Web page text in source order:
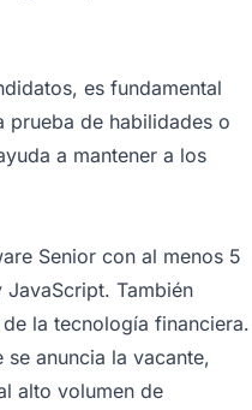
es fundamental
prueba de habilidades o
a mantener a los
Senior con al menos 5
También
la tecnología financiera.
anuncia la vacante,
alto volumen de